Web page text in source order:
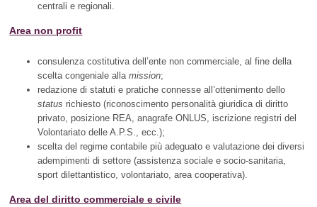
centrali e regionali.
Area non profit
consulenza costitutiva dell’ente non commerciale, al fine della
scelta congeniale allamission;
redazione di statuti e pratiche connesse all’ottenimento dello
status richiesto (riconoscimento personalità giuridica di diritto
privato, posizione REA, anagrafe ONLUS, iscrizione registri del
Volontariato delle A.P.S., ecc.);
scelta del regime contabile più adeguato e valutazione dei diversi
adempimenti di settore (assistenza sociale e socio-sanitaria,
sport dilettantistico, volontariato, area cooperativa).
Area del diritto commerciale e civile